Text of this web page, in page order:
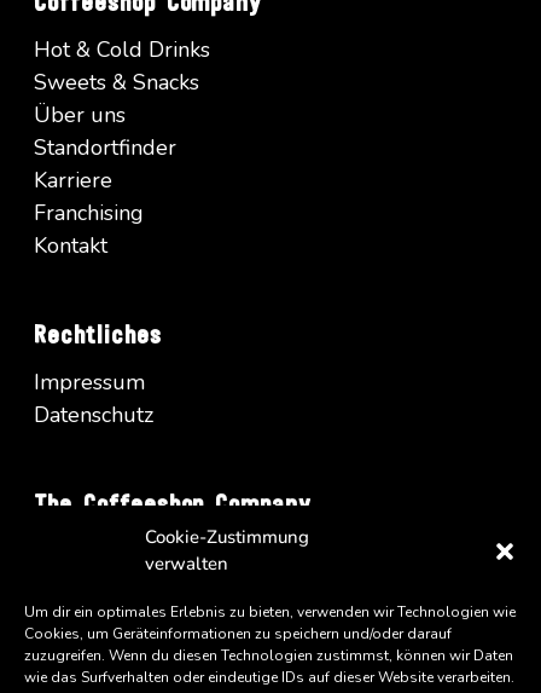
Cookie-Zustimmung
verwalten
Um dir ein optimales Erlebnis zu bieten, verwenden wir Technologien wie
Cookies, um Geräteinformationen zu speichern und/oder darauf
zuzugreifen. Wenn du diesen Technologien zustimmst, können wir Daten
wie das Surfverhalten oder eindeutige IDs auf dieser Website verarbeiten.
Hot & Cold Drinks
Sweets & Snacks
Über uns
Standortfinder
Karriere
Franchising
Kontakt
Rechtliches
Impressum
Datenschutz
The Coffeeshop Company
Vienna Business Park - Turm A/34
A-1100 Wien